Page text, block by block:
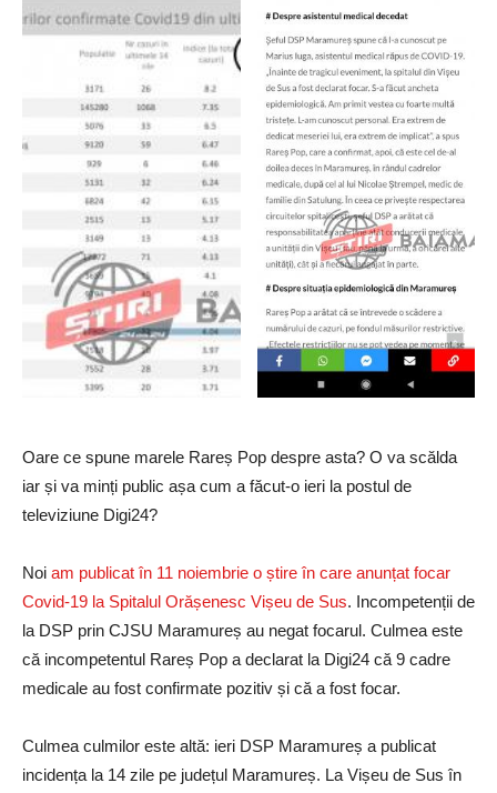
Oare ce spune marele Rareș Pop despre asta? O va scălda
iar și va minți public așa cum a făcut-o ieri la postul de
televiziune Digi24?
Noi am publicat în 11 noiembrie o știre în care anunțat focar
Covid-19 la Spitalul Orășenesc Vișeu de Sus. Incompetenții de
la DSP prin CJSU Maramureș au negat focarul. Culmea este
că incompetentul Rareș Pop a declarat la Digi24 că 9 cadre
medicale au fost confirmate pozitiv și că a fost focar.
Culmea culmilor este altă: ieri DSP Maramureș a publicat
incidența la 14 zile pe județul Maramureș. La Vișeu de Sus în